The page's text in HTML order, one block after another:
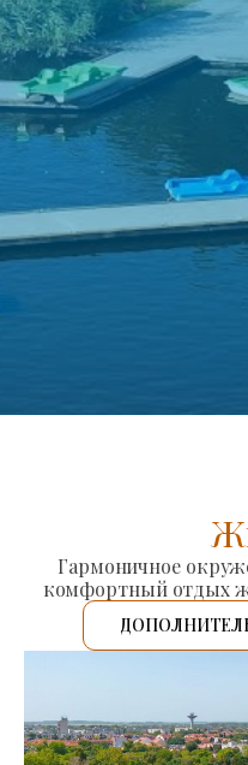
Гармоничное
комфортный отдых